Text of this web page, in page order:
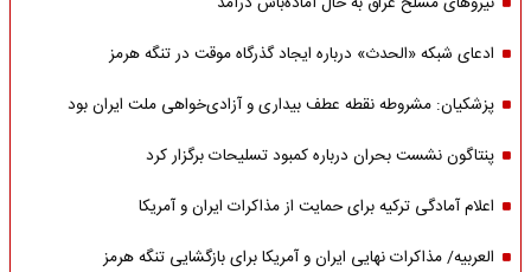
ادعای شبکه «الحدث» درباره ایجاد گذرگاه موقت در تنگه هرمز
پزشکیان: مشروطه نقطه عطف بیداری و آزادی‌خواهی ملت ایران بود
پنتاگون نشست بحران درباره کمبود تسلیحات برگزار کرد
اعلام آمادگی ترکیه برای حمایت از مذاکرات ایران و آمریکا
العربیه/ مذاکرات نهایی ایران و آمریکا برای بازگشایی تنگه هرمز